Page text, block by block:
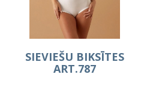
SIEVIEŠU BIKSĪTES
ART.787